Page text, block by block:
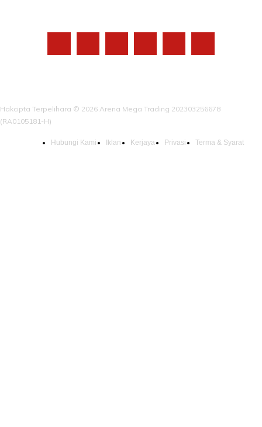
Hakcipta Terpelihara © 2026 Arena Mega Trading 202303256678
(RA0105181-H)
Hubungi Kami Iklan Kerjaya Privasi Terma & Syarat